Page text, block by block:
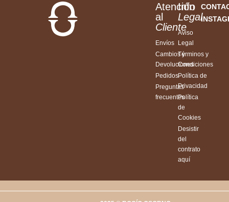
Atención
al
Cliente
Envíos
Cambios y
Devoluciones
Pedidos
Preguntas
frecuentes
Info
Legal
Aviso
Legal
Términos y
Condiciones
Política de
Privacidad
Política
de
Cookies
Desistir
del
contrato
aquí